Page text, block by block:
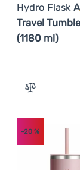
Hydro Flask
Travel
(1180 ml)
Zum
-20 %